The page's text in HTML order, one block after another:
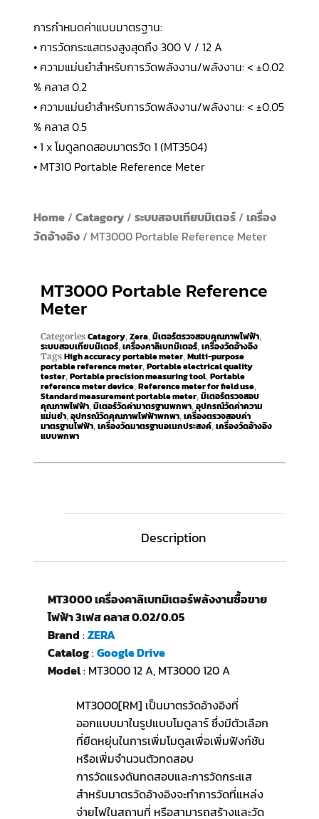
การกำหนดค่าแบบมาตรฐาน:
• การวัดกระแสตรงสูงสุดถึง 300 V / 12 A
• ความแม่นยำสำหรับการวัดพลังงาน/พลังงาน: < ±0.02
% คลาส 0.2
• ความแม่นยำสำหรับการวัดพลังงาน/พลังงาน: < ±0.05
% คลาส 0.5
• 1 x โมดูลทดสอบมาตรวัด 1 (MT3504)
• MT310 Portable Reference Meter
Home/ Catagory/ ระบบสอบเทียบมิเตอร์/ เครื่อง
วัดอ้างอิง/ MT3000 Portable Reference Meter
MT3000 Portable Reference
Meter
Categories Catagory, Zera, มิเตอร์ตรวจสอบคุณภาพไฟฟ้า,
ระบบสอบเทียบมิเตอร์, เครื่องคาลิเบทมิเตอร์, เครื่องวัดอ้างอิง
Tags High accuracy portable meter, Multi-purpose
portable reference meter, Portable electrical quality
tester, Portable precision measuring tool, Portable
reference meter device, Reference meter for field use,
Standard measurement portable meter, มิเตอร์ตรวจสอบ
คุณภาพไฟฟ้า, มิเตอร์วัดค่ามาตรฐานพกพา, อุปกรณ์วัดค่าความ
แม่นยำ, อุปกรณ์วัดคุณภาพไฟฟ้าพกพา, เครื่องตรวจสอบค่า
มาตรฐานไฟฟ้า, เครื่องวัดมาตรฐานอเนกประสงค์, เครื่องวัดอ้างอิง
แบบพกพา
Description
MT3000 เครื่องคาลิเบทมิเตอร์พลังงานซื้อขาย
ไฟฟ้า 3เฟส คลาส 0.02/0.05
Brand :ZERA
Catalog:Google Drive
Model: MT3000 12 A, MT3000 120 A
MT3000[RM] เป็นมาตรวัดอ้างอิงที่
ออกแบบมาในรูปแบบโมดูลาร์ ซึ่งมีตัวเลือก
ที่ยืดหยุ่นในการเพิ่มโมดูลเพื่อเพิ่มฟังก์ชัน
หรือเพิ่มจำนวนตัวทดสอบ
การวัดแรงดันทดสอบและการวัดกระแส
สำหรับมาตรวัดอ้างอิงจะทำการวัดที่แหล่ง
จ่ายไฟในสถานที่ หรือสามารถสร้างและวัด